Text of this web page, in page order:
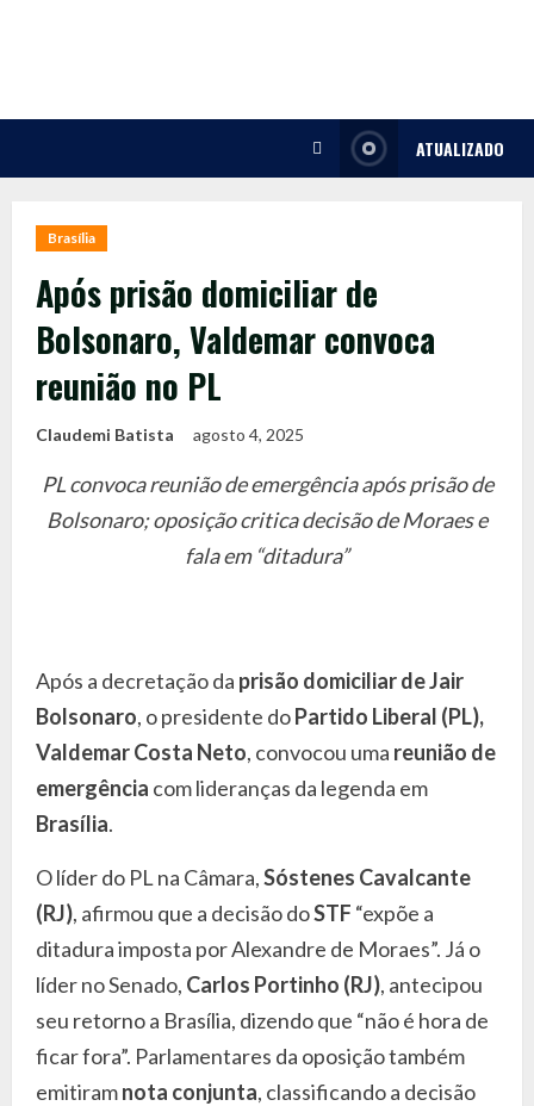
ATUALIZADO
Brasília
Após prisão domiciliar de
Bolsonaro, Valdemar convoca
reunião no PL
Claudemi Batista agosto 4, 2025
PL convoca reunião de emergência após prisão de
Bolsonaro; oposição critica decisão de Moraes e
fala em “ditadura”
Após a decretação da prisão domiciliar de Jair
Bolsonaro, o presidente doPartido Liberal (PL),
Valdemar Costa Neto, convocou uma reunião de
emergência com lideranças da legenda em
Brasília.
O líder do PL na Câmara,Sóstenes Cavalcante
(RJ), afirmou que a decisão doSTF “expõe a
ditadura imposta por Alexandre de Moraes”. Já o
líder no Senado, Carlos Portinho (RJ), antecipou
seu retorno a Brasília, dizendo que “não é hora de
ficar fora”. Parlamentares da oposição também
emitiramnota conjunta, classificando a decisão